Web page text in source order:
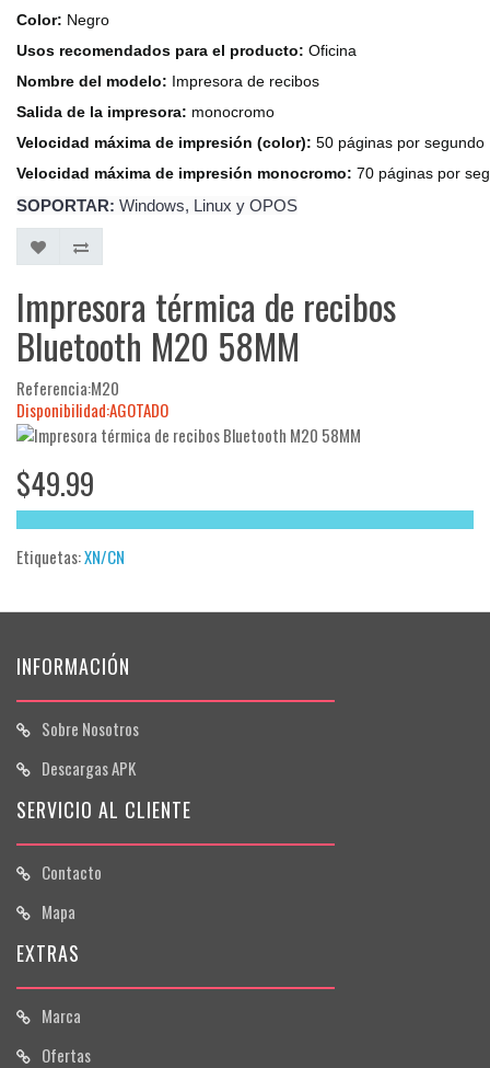
Color: Negro
Usos recomendados para el producto: Oficina
Nombre del modelo: Impresora de recibos
Salida de la impresora: monocromo
Velocidad máxima de impresión (color): 50 páginas por segundo
Velocidad máxima de impresión monocromo: 70 páginas por
SOPORTAR: Windows, Linux y OPOS
Impresora térmica de recibos
Bluetooth M20 58MM
Referencia:M20
Disponibilidad:AGOTADO
$49.99
Etiquetas:XN/CN
INFORMACIÓN
Sobre Nosotros
Descargas APK
SERVICIO AL CLIENTE
Contacto
Mapa
EXTRAS
Marca
Ofertas